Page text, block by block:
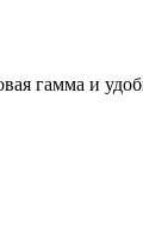
гамма и